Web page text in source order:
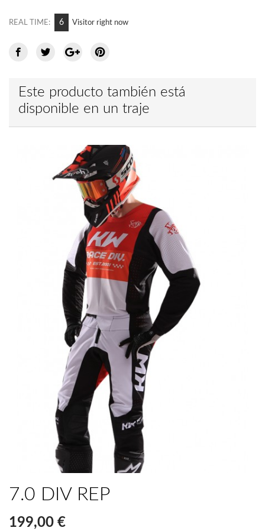
REAL TIME: 12 Visitor right now
Este producto también está
disponible en un traje
7.0 DIV REP
199,00 €